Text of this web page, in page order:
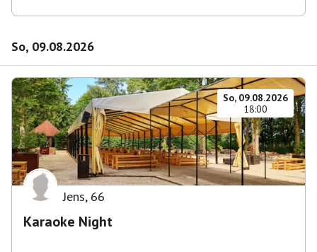
So, 09.08.2026
So, 09.08.2026
18:00
Jens, 66
Karaoke Night